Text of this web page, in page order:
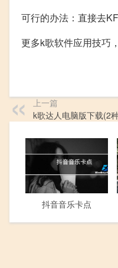
可行的办法：直接去
更多k歌软件应用技巧
上一篇
k歌达人电脑版下载(2
抖音音乐卡点